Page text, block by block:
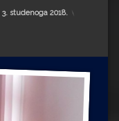
3. studenoga 2018.